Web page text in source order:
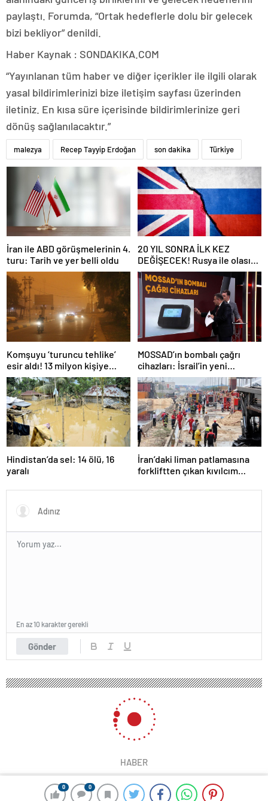
0 0
paylaştı. Forumda, “Ortak hedeflerle dolu bir gelecek
bizi bekliyor” denildi.
Haber Kaynak : SONDAKIKA.COM
“Yayınlanan tüm haber ve diğer içerikler ile ilgili olarak
yasal bildirimlerinizi bize iletişim sayfası üzerinden
iletiniz. En kısa süre içerisinde bildirimlerinize geri
dönüş sağlanılacaktır.”
malezya Recep Tayyip Erdoğan son dakika Türkiye
İran ile ABD görüşmelerinin 4.
turu: Tarih ve yer belli oldu
20 YIL SONRA İLK KEZ
DEĞİŞECEK! Rusya ile olası
savaş… İngiltere’nin gizli
planı güncelleniyor!
Komşuyu ‘turuncu tehlike’
esir aldı! 13 milyon kişiye
“evde kalın” uyarısı…
MOSSAD’ın bombalı çağrı
cihazları: İsrail’in yeni
suikastını MİT önledi
Hindistan’da sel: 14 ölü, 16
yaralı
İran’daki liman patlamasına
forkliftten çıkan kıvılcım
Gönder
En az 10 karakter gerekli
HABER